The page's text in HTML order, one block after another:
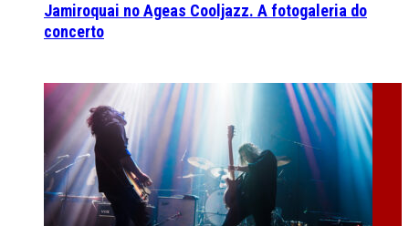
Jamiroquai no Ageas Cooljazz. A fotogaleria do
concerto